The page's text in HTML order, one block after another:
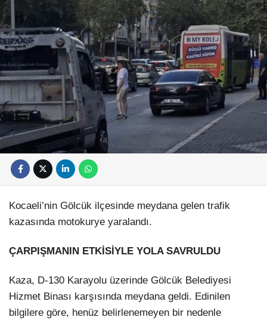
Kocaeli’nin Gölcük ilçesinde meydana gelen trafik
kazasında motokurye yaralandı.
ÇARPIŞMANIN ETKİSİYLE YOLA SAVRULDU
Kaza, D-130 Karayolu üzerinde Gölcük Belediyesi
Hizmet Binası karşısında meydana geldi. Edinilen
bilgilere göre, henüz belirlenemeyen bir nedenle